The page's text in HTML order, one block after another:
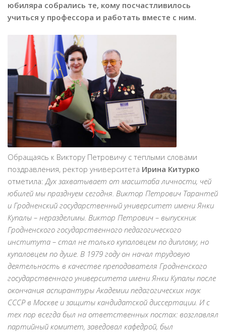
юбиляра собрались те, кому посчастливилось
учиться у профессора и работать вместе с ним.
Обращаясь к Виктору Петровичу с теплыми словами
поздравления, ректор университета Ирина Китурко
отметила:Дух захватывает от масштаба личности, чей
юбилей мы празднуем сегодня. Виктор Петрович Тарантей
и Гродненский государственный университет имени Янки
Купалы – неразделимы. Виктор Петрович – выпускник
Гродненского государственного педагогического
института – стал не только купаловцем по диплому, но
купаловцем по душе. В 1979 году он начал трудовую
деятельность в качестве преподавателя Гродненского
государственного университета имени Янки Купалы после
окончания аспирантуры Академии педагогических наук
СССР в Москве и защиты кандидатской диссертации. И с
тех пор всегда был на ответственных постах: возглавлял
партийный комитет, заведовал кафедрой, был